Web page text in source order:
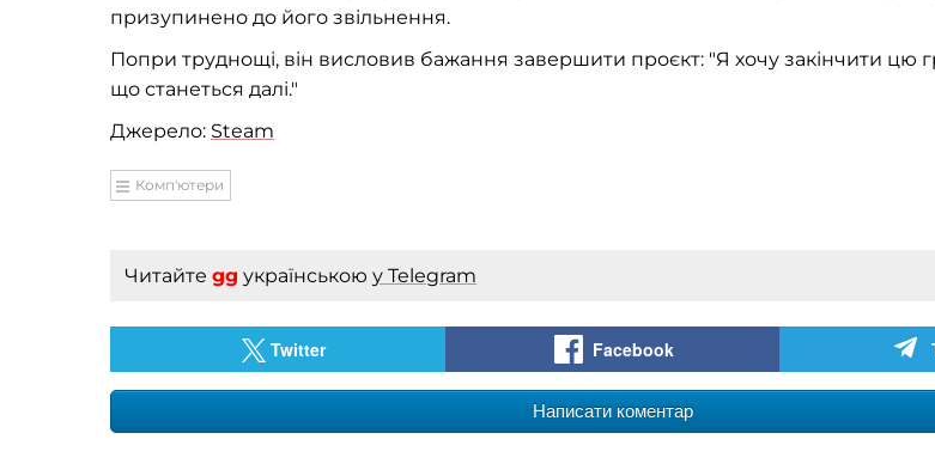
призупинено до його звільнення.
Попри труднощі, він висловив бажання завершити проєкт: "Я хочу закінчити цю
що станеться далі."
Джерело: Steam
Комп'ютери
Читайте gg українською у Telegram
Twitter Facebook
Написати коментар